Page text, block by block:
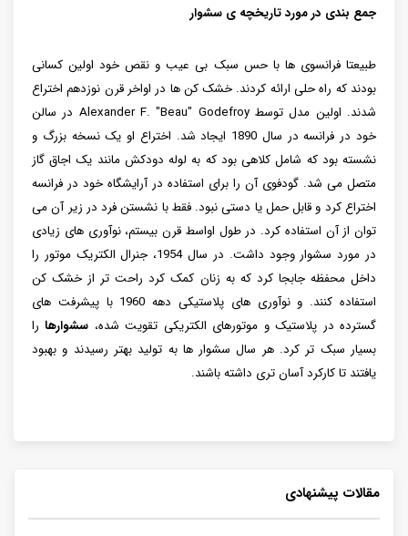
جمع بندی در مورد تاریخچه ی سشوار
طبیعتا فرانسوی ها با حس سبک بی عیب و نقص خود اولین کسانی
بودند که راه حلی ارائه کردند. خشک کن ها در اواخر قرن نوزدهم اختراع
شدند. اولین مدل توسط Alexander F. "Beau" Godefroy در سالن
خود در فرانسه در سال 1890 ایجاد شد. اختراع او یک نسخه بزرگ و
نشسته بود که شامل کلاهی بود که به لوله دودکش مانند یک اجاق گاز
متصل می شد. گودفوی آن را برای استفاده در آرایشگاه خود در فرانسه
اختراع کرد و قابل حمل یا دستی نبود. فقط با نشستن فرد در زیر آن می
توان از آن استفاده کرد. در طول اواسط قرن بیستم، نوآوری های زیادی
در مورد سشوار وجود داشت. در سال 1954، جنرال الکتریک موتور را
داخل محفظه جابجا کرد که به زنان کمک کرد راحت تر از خشک کن
استفاده کنند. و نوآوری های پلاستیکی دهه 1960 با پیشرفت های
گسترده در پلاستیک و موتورهای الکتریکی تقویت شده، سشوارها را
بسیار سبک تر کرد. هر سال سشوار ها به تولید بهتر رسیدند و بهبود
یافتند تا کارکرد آسان تری داشته باشند.
مقالات پیشنهادی